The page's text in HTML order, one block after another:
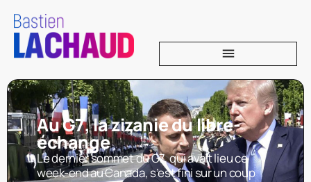
Au G7, la zizanie du libre-
échange
Le dernier sommet du G7, qui avait lieu ce
week-end au Canada, s’est fini sur un coup